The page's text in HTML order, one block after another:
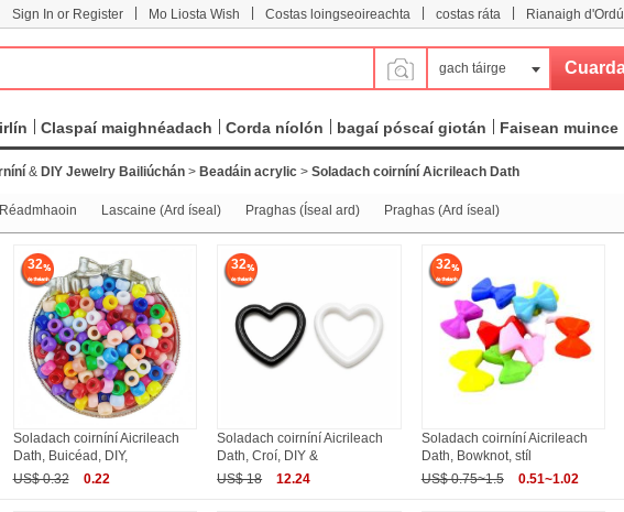
Sign In or Register Mo Liosta Wish Costas loingseoireachta costas ráta Rianaigh d'Ordú
gach táirge
Claspaí maighnéadach Corda níolón bagaí póscaí giotán Faisean muince
& DIY Jewelry Bailiúchán> Beadáin acrylic> Soladach coirníní Aicrileach Dath
Réadmhaoin Lascaine (Ard íseal) Praghas (Íseal ard) Praghas (Ard íseal)
32
Soladach coirníní Aicrileach
Dath, Buicéad, DIY,
US$ 0.32
0.22
32
Soladach coirníní Aicrileach
Dath, Croí, DIY &
US$ 18
12.24
32
Soladach coirníní Aicrileach
Dath, Bowknot, stíl
US$ 0.75~1.5
0.51~1.02